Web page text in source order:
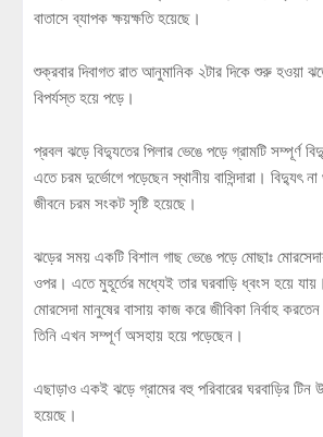
বাতাসে ব্যাপক ক্ষয়ক্ষতি হয়েছে।
শুক্রবার দিবাগত রাত আনুমানিক ২টার দিকে শুরু হওয়া
বিপর্যস্ত হয়ে পড়ে।
প্রবল ঝড়ে বিদ্যুতের পিলার ভেঙে পড়ে গ্রামটি সম্পূর্ণ
এতে চরম দুর্ভোগে পড়েছেন স্থানীয় বাসিন্দারা। বিদ্যুৎ না
জীবনে চরম সংকট সৃষ্টি হয়েছে।
ঝড়ের সময় একটি বিশাল গাছ ভেঙে পড়ে মোছাঃ
ওপর। এতে মুহূর্তের মধ্যেই তার ঘরবাড়ি ধ্বংস হয়ে যায়।
মোরসেদা মানুষের বাসায় কাজ করে জীবিকা নির্বাহ
তিনি এখন সম্পূর্ণ অসহায় হয়ে পড়েছেন।
এছাড়াও একই ঝড়ে গ্রামের বহু পরিবারের ঘরবাড়ির টিন
হয়েছে।